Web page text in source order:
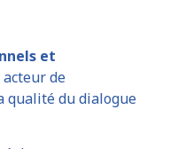
et
de
qualité du dialogue